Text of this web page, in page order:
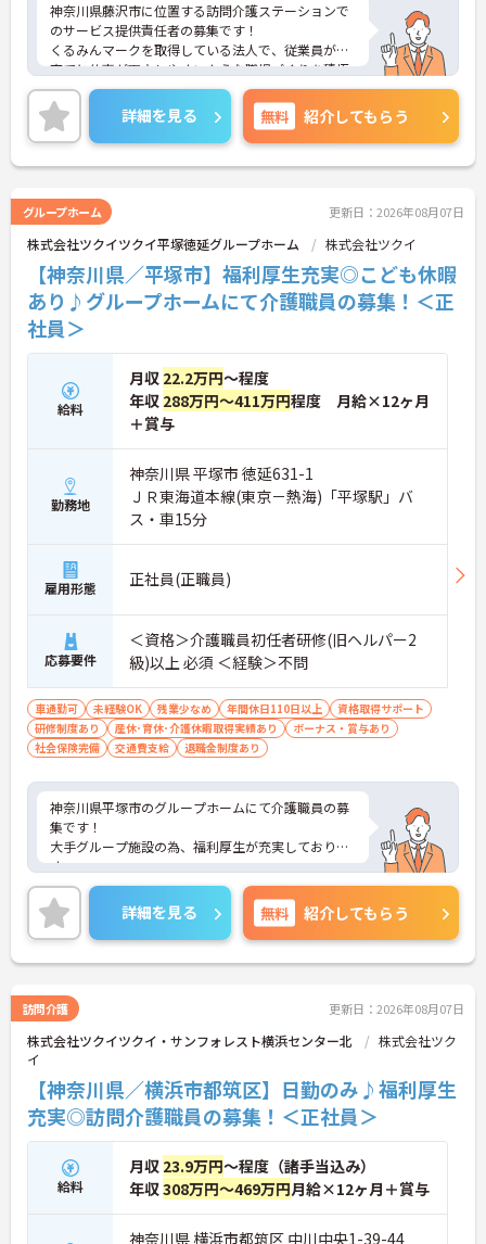
神奈川県藤沢市に位置する訪問介護ステーションで
のサービス提供責任者の募集です！
くるみんマークを取得している法人で、従業員が子
育てと仕事が両立しやすいような職場づくりを積極
的に行っています。
ご興味ある方には、面接対策ポイントなど、さらに
詳細をお話しいたしますのでお気軽にご相談くださ
い！
詳細を見る 無料 紹介してもらう
グループホーム 更新日：2026年08月07日
株式会社ツクイツクイ平塚徳延グループホーム 株式会社ツクイ
【神奈川県／平塚市】福利厚生充実◎こども休暇
あり♪グループホームにて介護職員の募集！＜正
社員＞
給料
月収 22.2万円～程度
年収 288万円～411万円程度 月給×12ヶ月
＋賞与
勤務地
神奈川県 平塚市 徳延631-1
ＪＲ東海道本線(東京－熱海)「平塚駅」バ
ス・車15分
雇用形態 正社員(正職員)
応募要件
＜資格＞介護職員初任者研修(旧ヘルパー2
級)以上 必須 ＜経験＞不問
車通勤可 未経験OK 残業少なめ 年間休日110日以上
資格取得サポート
研修制度あり
産休･育休･介護休暇取得実績あり
ボーナス・賞与あり
社会保険完備
交通費支給 退職金制度あり
神奈川県平塚市のグループホームにて介護職員の募
集です！
大手グループ施設の為、福利厚生が充実しておりま
す。
リフレッシュ休暇もありプライベートとの両立も可
能♪
社内研修制度も充実しており、キャリアアップを目
指す方にもおすすめです。
ご興味のある方には、面接対策ポイントなどさらに
い。
詳細を見る 無料 紹介してもらう
訪問介護 更新日：2026年08月07日
株式会社ツクイツクイ・サンフォレスト横浜センター北
株式会社ツク
イ
【神奈川県／横浜市都筑区】日勤のみ♪福利厚生
充実◎訪問介護職員の募集！＜正社員＞
給料
月収 23.9万円～程度（諸手当込み）
年収308万円～469万円月給×12ヶ月＋賞与
神奈川県 横浜市都筑区 中川中央1-39-44